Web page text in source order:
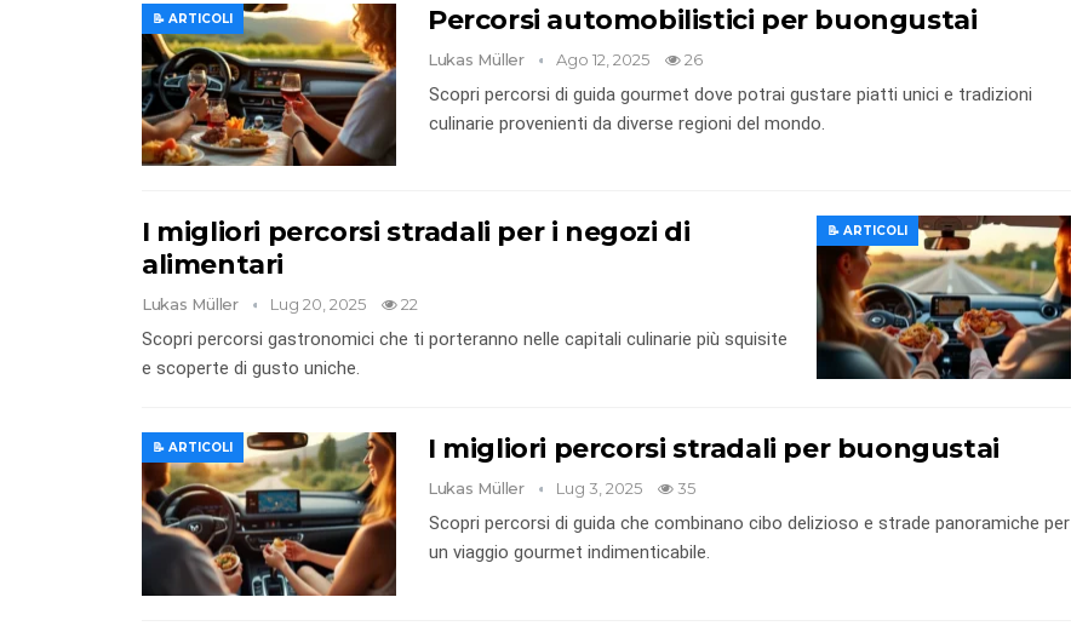
📝 ARTICOLI Percorsi automobilistici per buongustai
Lukas Müller Ago 12, 2025 26
Scopri percorsi di guida gourmet dove potrai gustare piatti unici e tradizioni
culinarie provenienti da diverse regioni del mondo.
📝 ARTICOLI
I migliori percorsi stradali per i negozi di
alimentari
Lukas Müller Lug 20, 2025 22
Scopri percorsi gastronomici che ti porteranno nelle capitali culinarie più squisite
e scoperte di gusto uniche.
📝 ARTICOLI I migliori percorsi stradali per buongustai
Lukas Müller Lug 3, 2025 35
Scopri percorsi di guida che combinano cibo delizioso e strade panoramiche per
un viaggio gourmet indimenticabile.